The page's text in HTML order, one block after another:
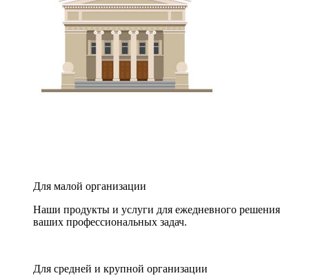
Для малой организации
Наши продукты и услуги для ежедневного решения
ваших профессиональных задач.
Для средней и крупной организации